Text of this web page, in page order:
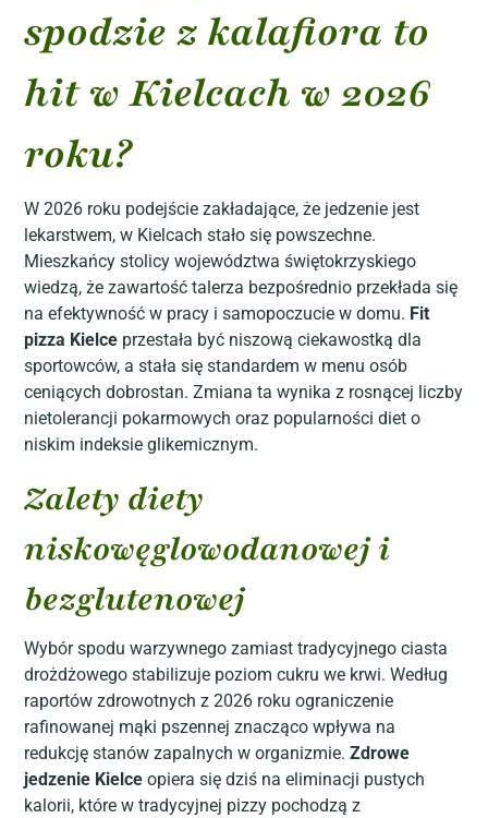
spodzie z kalafiora to
hit w Kielcach w 2026
roku?
W 2026 roku podejście zakładające, że jedzenie jest
lekarstwem, w Kielcach stało się powszechne.
Mieszkańcy stolicy województwa świętokrzyskiego
wiedzą, że zawartość talerza bezpośrednio przekłada się
na efektywność w pracy i samopoczucie w domu. Fit
pizza Kielce przestała być niszową ciekawostką dla
sportowców, a stała się standardem w menu osób
ceniących dobrostan. Zmiana ta wynika z rosnącej liczby
nietolerancji pokarmowych oraz popularności diet o
niskim indeksie glikemicznym.
Zalety diety
niskowęglowodanowej i
bezglutenowej
Wybór spodu warzywnego zamiast tradycyjnego ciasta
drożdżowego stabilizuje poziom cukru we krwi. Według
raportów zdrowotnych z 2026 roku ograniczenie
rafinowanej mąki pszennej znacząco wpływa na
redukcję stanów zapalnych w organizmie.Zdrowe
jedzenie Kielce opiera się dziś na eliminacji pustych
kalorii, które w tradycyjnej pizzy pochodzą z